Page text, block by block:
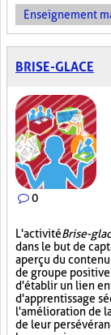
Enseignement
BRISE-GLACE
0
L'activitéBrise-
dans le but de
aperçu du
de groupe
d'établir un lien
d'apprentissage
l'amélioration de
de leur